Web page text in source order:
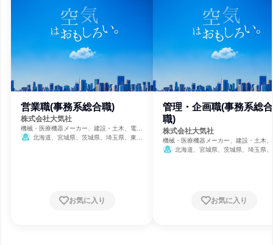
営業職(事務系総合職)
株式会社大気社
機械・医療機器メーカー、建設・土木、電
力・ガス・水道・エネルギー
北海道、宮城県、茨城県、埼玉県、東京
お気に入り
管理・企画職(事務系総合
職)
株式会社大気社
機械・医療機器メーカー、建設・土木
力・ガス・水道・エネルギー
北海道、宮城県、茨城県、埼玉県
お気に入り